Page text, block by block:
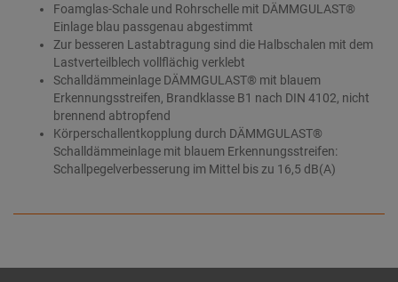
Foamglas-Schale und Rohrschelle mit DÄMMGULAST®
Einlage blau passgenau abgestimmt
Zur besseren Lastabtragung sind die Halbschalen mit dem
Lastverteilblech vollflächig verklebt
Schalldämmeinlage DÄMMGULAST® mit blauem
Erkennungsstreifen, Brandklasse B1 nach DIN 4102, nicht
brennend abtropfend
Körperschallentkopplung durch DÄMMGULAST®
Schalldämmeinlage mit blauem Erkennungsstreifen:
Schallpegelverbesserung im Mittel bis zu 16,5 dB(A)